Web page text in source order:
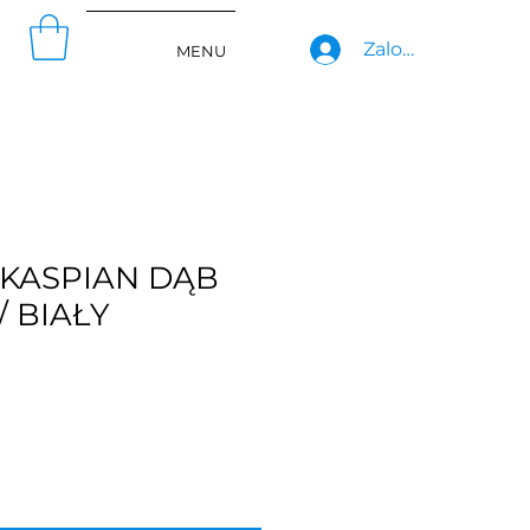
MENU Zaloguj się
DĄB
BIAŁY